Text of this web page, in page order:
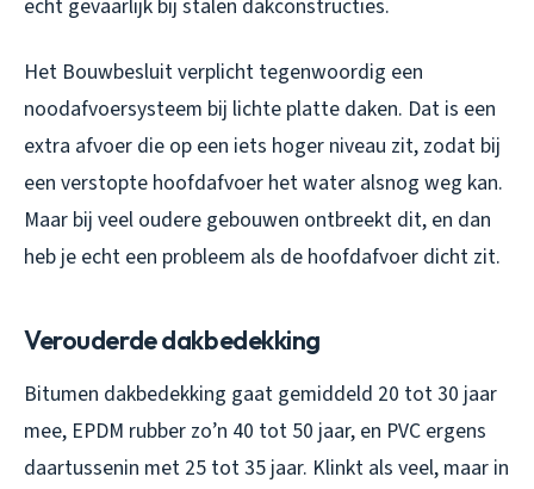
echt gevaarlijk bij stalen dakconstructies.
Het Bouwbesluit verplicht tegenwoordig een
noodafvoersysteem bij lichte platte daken. Dat is een
extra afvoer die op een iets hoger niveau zit, zodat bij
een verstopte hoofdafvoer het water alsnog weg kan.
Maar bij veel oudere gebouwen ontbreekt dit, en dan
heb je echt een probleem als de hoofdafvoer dicht zit.
Verouderde dakbedekking
Bitumen dakbedekking gaat gemiddeld 20 tot 30 jaar
mee, EPDM rubber zo’n 40 tot 50 jaar, en PVC ergens
daartussenin met 25 tot 35 jaar. Klinkt als veel, maar in